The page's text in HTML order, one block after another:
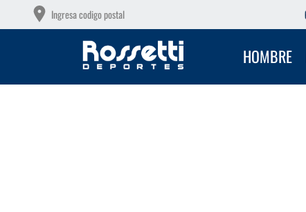
Ingresa codigo postal
6 CUOTAS SIN INTERÉS CON TU DEBITO
HOMBRE